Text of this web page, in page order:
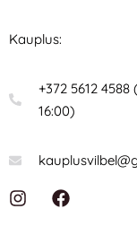
Kauplus:
+372 5612 4588
16:00)
I
F
a